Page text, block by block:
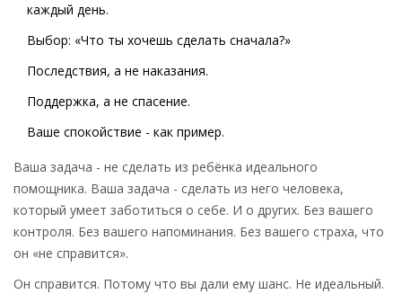
каждый день.
Выбор: «Что ты хочешь сделать сначала?»
Последствия, а не наказания.
Поддержка, а не спасение.
Ваше спокойствие - как пример.
Ваша задача - не сделать из ребёнка идеального
помощника. Ваша задача - сделать из него человека,
который умеет заботиться о себе. И о других. Без вашего
контроля. Без вашего напоминания. Без вашего страха, что
он «не справится».
Он справится. Потому что вы дали ему шанс. Не идеальный.